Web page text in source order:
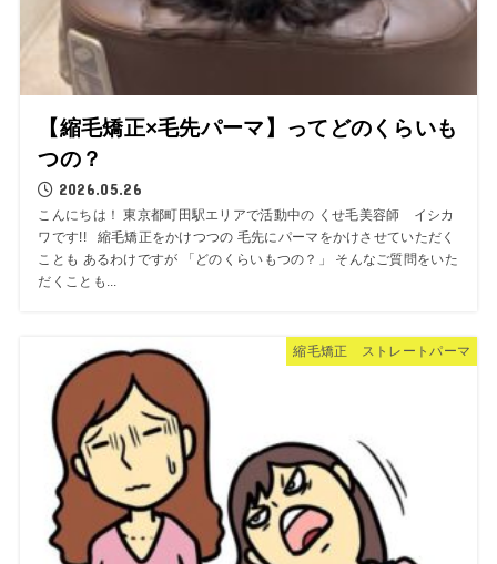
【縮毛矯正×毛先パーマ】ってどのくらいも
つの？
2026.05.26
こんにちは！ 東京都町田駅エリアで活動中の くせ毛美容師 イシカ
ワです!! 縮毛矯正をかけつつの 毛先にパーマをかけさせていただく
ことも あるわけですが 「どのくらいもつの？」 そんなご質問をいた
だくことも...
縮毛矯正 ストレートパーマ